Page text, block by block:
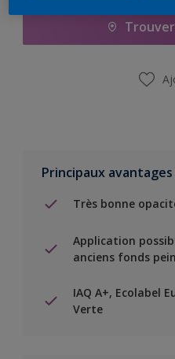
Principaux avantages
Très bonne
Application
anciens fonds
IAQ A+, Ecolabel
Verte